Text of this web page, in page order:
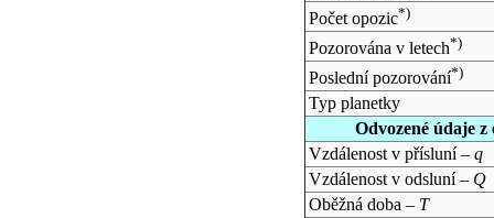
Počet opozic*)
Pozorována v letech*)
Poslední pozorování*)
Typ planetky
Odvozené údaje
Vzdálenost v přísluní – q
Vzdálenost v odsluní – Q
Oběžná doba – T